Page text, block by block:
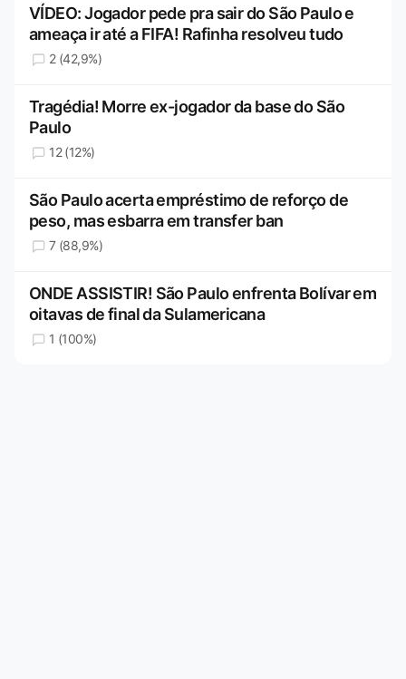
VÍDEO: Jogador pede pra sair do São Paulo e
ameaça ir até a FIFA! Rafinha resolveu tudo
2 (42,9%)
Tragédia! Morre ex-jogador da base do São
Paulo
12 (12%)
São Paulo acerta empréstimo de reforço de
peso, mas esbarra em transfer ban
7 (88,9%)
ONDE ASSISTIR! São Paulo enfrenta Bolívar em
oitavas de final da Sulamericana
1 (100%)